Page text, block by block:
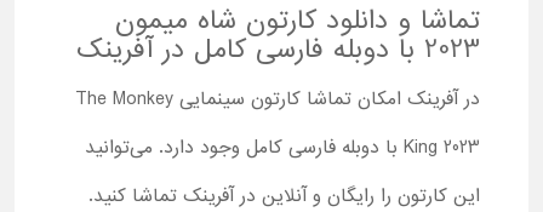
تماشا و دانلود کارتون شاه میمون
2023 با دوبله فارسی کامل در آفرینک
در آفرینک امکان تماشا کارتون سینمایی The Monkey
King 2023 با دوبله فارسی کامل وجود دارد. می‌توانید
این کارتون را رایگان و آنلاین در آفرینک تماشا کنید.